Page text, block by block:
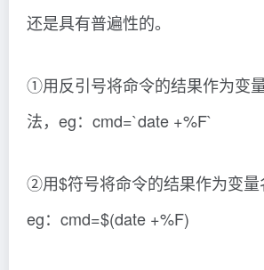
还是具有普遍性的。
①用反引号将命令的结果作为变
法，eg：cmd=`date +%F`
②用$符号将命令的结果作为变量
eg：cmd=$(date +%F)